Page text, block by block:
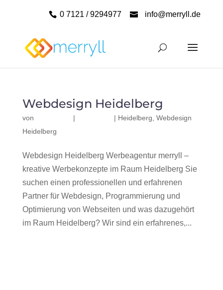
0 7121 / 9294977 info@merryll.de
Webdesign Heidelberg
von | | Heidelberg Webdesign
Heidelberg
Webdesign Heidelberg Werbeagentur merryll –
kreative Werbekonzepte im Raum Heidelberg Sie
suchen einen professionellen und erfahrenen
Partner für Webdesign, Programmierung und
Optimierung von Webseiten und was dazugehört
im Raum Heidelberg? Wir sind ein erfahrenes,...